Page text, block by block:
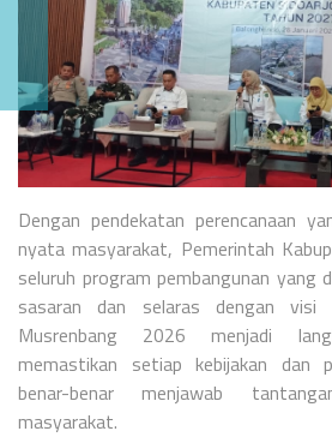
Dengan pendekatan perencanaan
nyata masyarakat, Pemerintah
seluruh program pembangunan yang
sasaran dan selaras dengan visi
Musrenbang 2026 menjadi
memastikan setiap kebijakan dan
benar-benar menjawab
masyarakat.